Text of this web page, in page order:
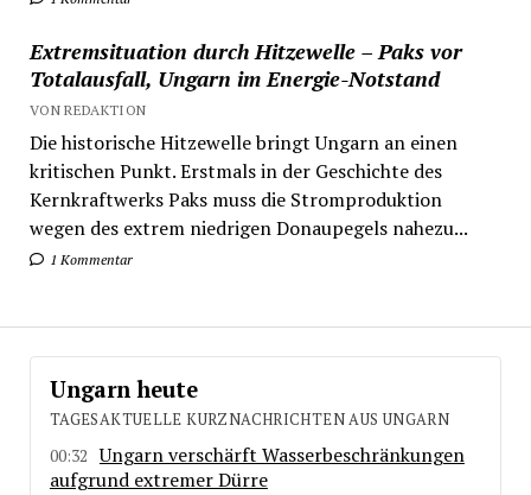
Extremsituation durch Hitzewelle – Paks vor
Totalausfall, Ungarn im Energie-Notstand
VON REDAKTION
Die historische Hitzewelle bringt Ungarn an einen
kritischen Punkt. Erstmals in der Geschichte des
Kernkraftwerks Paks muss die Stromproduktion
wegen des extrem niedrigen Donaupegels nahezu...
1 Kommentar
Ungarn heute
TAGESAKTUELLE KURZNACHRICHTEN AUS UNGARN
00:32
Ungarn verschärft Wasserbeschränkungen
aufgrund extremer Dürre